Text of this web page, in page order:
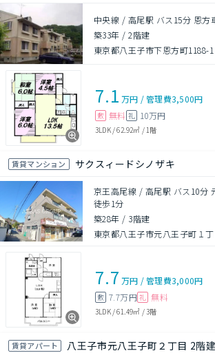
中央線 / 高尾駅 バス15分 恩方
築33年 /2階建
東京都八王子市下恩方町1188-1
7.1 万円 /管理費3,500円
敷 無料 礼 10万円
3LDK/62.92㎡ / 1階
賃貸マンション サクスィードシノザキ
京王高尾線 / 高尾駅 バス10分
徒歩1分
築28年 / 3階建
東京都八王子市元八王子町１
7.7 万円 /管理費3,000円
敷 7.7万円 礼 無料
3LDK/61.49㎡ /3階
賃貸アパート 八王子市元八王子町２丁目 2階